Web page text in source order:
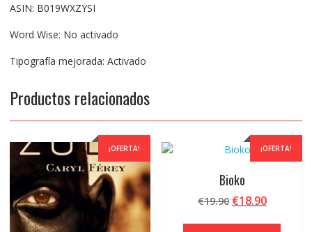
ASIN: B019WXZYSI
Word Wise: No activado
Tipografía mejorada: Activado
Productos relacionados
¡OFERTA! ¡OFERTA!
Bioko
€19.90 El
€18.90El